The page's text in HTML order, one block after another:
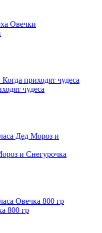
чудеса
и Снегурочка
800 гр